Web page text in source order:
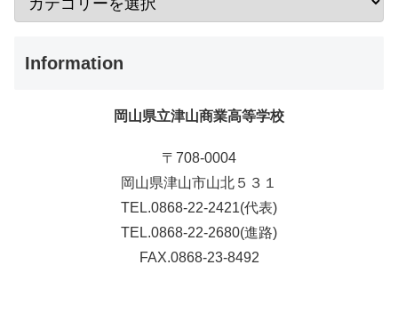
Information
岡山県立津山商業高等学校
〒708-0004
岡山県津山市山北５３１
TEL.0868-22-2421(代表)
TEL.0868-22-2680(進路)
FAX.0868-23-8492